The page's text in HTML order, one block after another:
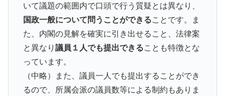
いて議題の範囲内で口頭で行う質疑とは異なり、
国政一般について問うことができることです。ま
た、内閣の見解を確実に引き出せること、法律案
と異なり 議員１人でも提出できることも特徴とな
っています。
（中略）また、議員一人でも提出することができ
るので、所属会派の議員数等による制約もありま